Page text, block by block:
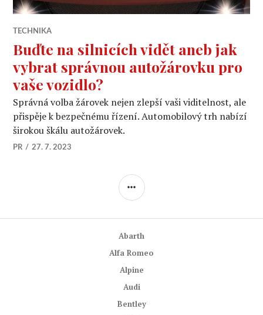
TECHNIKA
Buďte na silnicích vidět aneb jak
vybrat správnou autožárovku pro
vaše vozidlo?
Správná volba žárovek nejen zlepší vaši viditelnost, ale
přispěje k bezpečnému řízení. Automobilový trh nabízí
širokou škálu autožárovek.
PR 27. 7. 2023
POSTRANNÍ
Abarth
Alfa Romeo
Alpine
Audi
Bentley